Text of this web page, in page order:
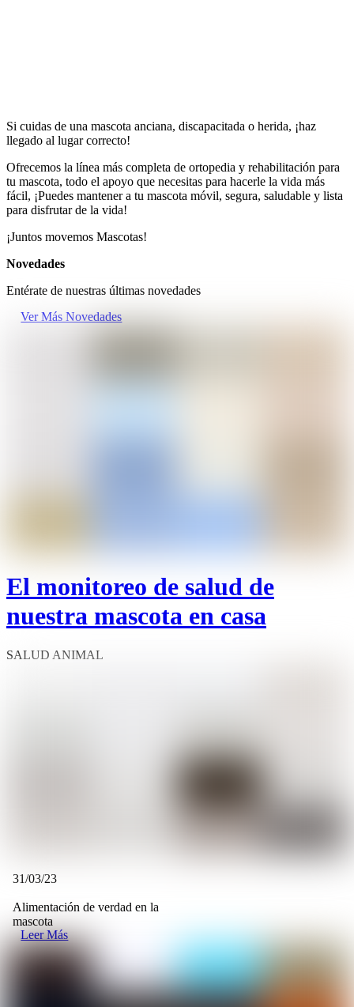
Si cuidas de una mascota anciana, discapacitada o herida, ¡haz
llegado al lugar correcto!
Ofrecemos la línea más completa de ortopedia y rehabilitación para
tu mascota, todo el apoyo que necesitas para hacerle la vida más
fácil, ¡Puedes mantener a tu mascota móvil, segura, saludable y lista
para disfrutar de la vida!
¡Juntos movemos Mascotas!
Novedades
Entérate de nuestras últimas novedades
Ver Más Novedades
El monitoreo de salud de
nuestra mascota en casa
SALUD ANIMAL
31/03/23
Alimentación de verdad en la
mascota
Leer Más